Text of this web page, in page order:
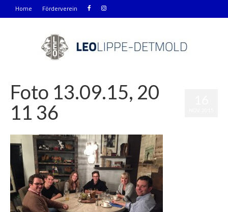
Home Förderverein
Foto 13.09.15, 20
11 36